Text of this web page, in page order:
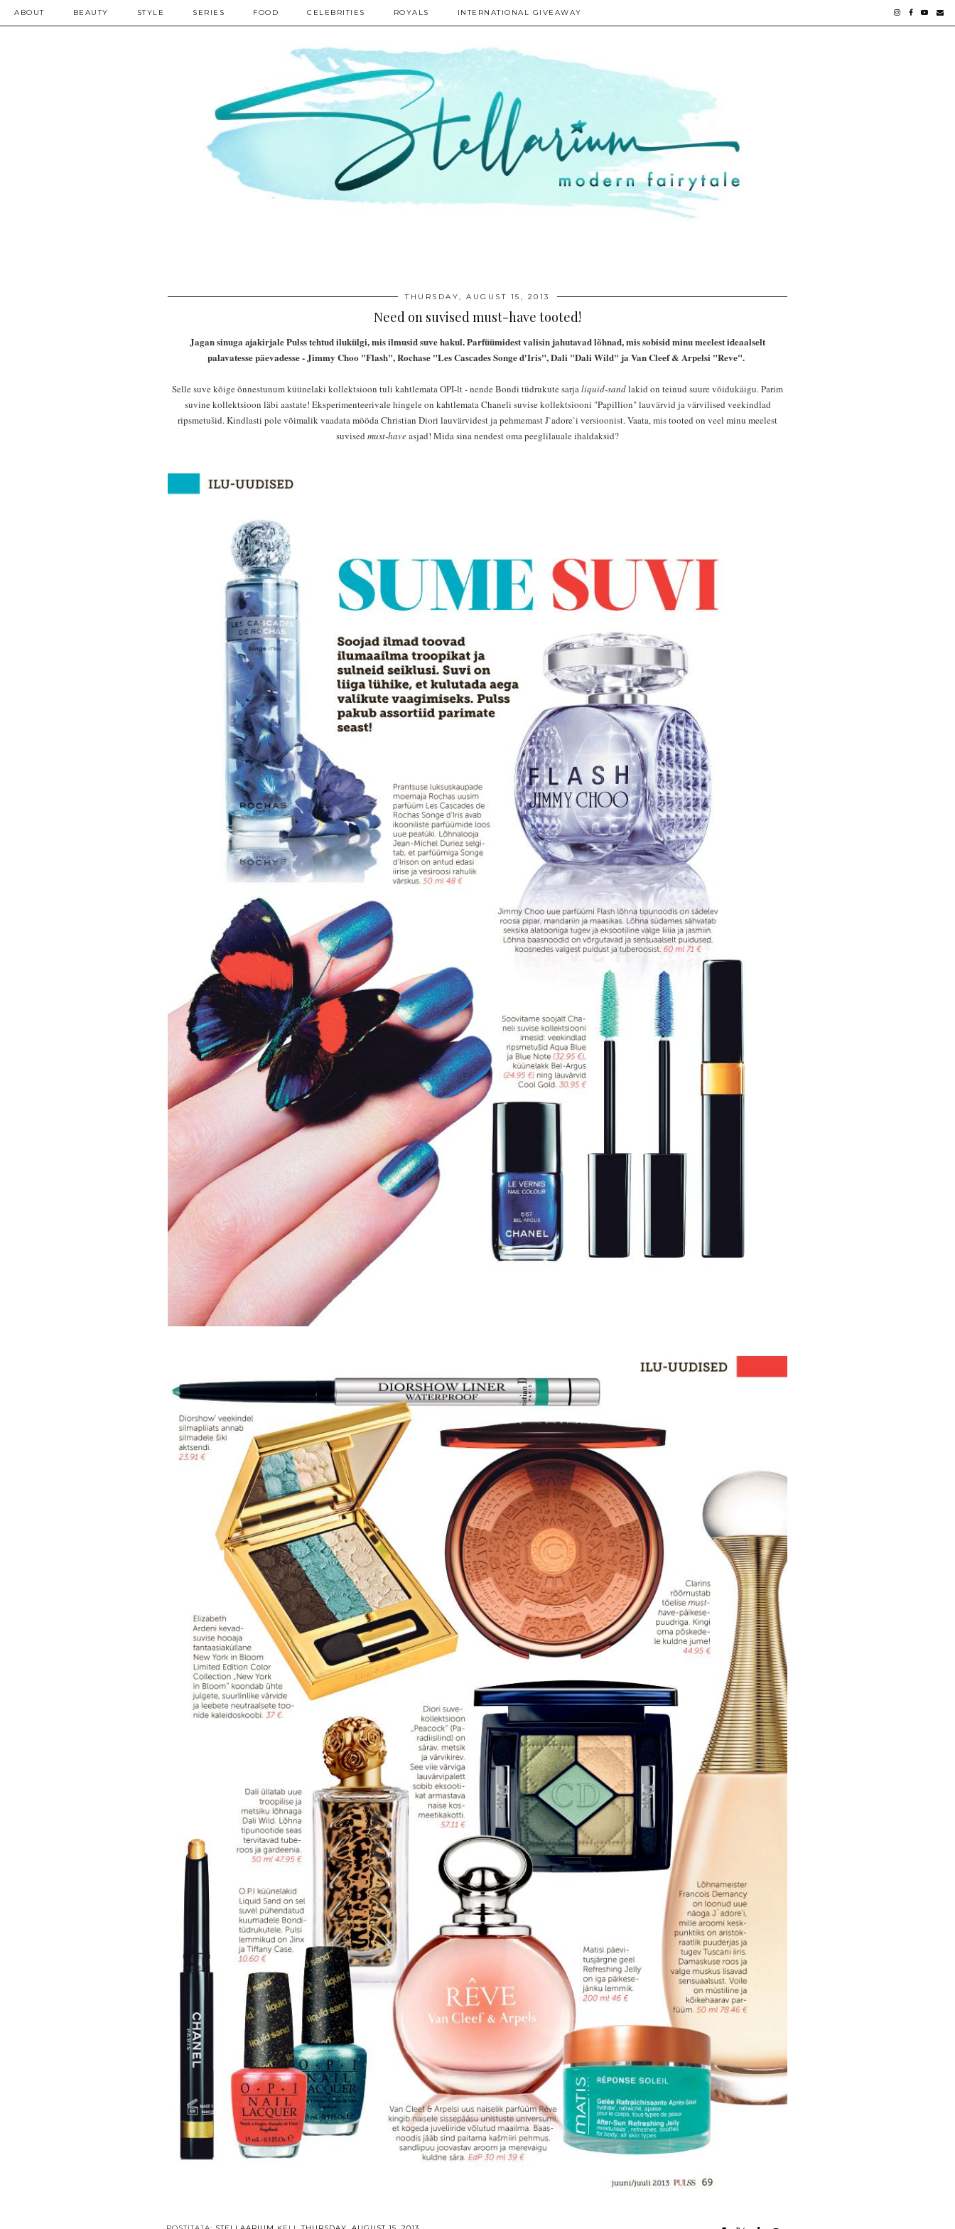
ABOUT BEAUTY STYLE SERIES FOOD CELEBRITIES ROYALS INTERNATIONAL GIVEAWAY
THURSDAY, AUGUST 15, 2013
Need on suvised must-have tooted!
Jagan sinuga ajakirjale Pulss tehtud ilukülgi, mis ilmusid suve hakul. Parfüümidest valisin jahutavad lõhnad, mis sobisid minu meelest ideaalselt
palavatesse päevadesse - Jimmy Choo "Flash",Rochase "Les Cascades Songe d'Iris", Dali "Dali Wild" ja Van Cleef & Arpelsi "Reve".
Selle suve kõige õnnestunum küünelaki kollektsioon tuli kahtlemata OPI-lt - nende Bondi tüdrukute sarjaliquid-sandlakid on teinud suure võidukäigu. Parim
suvine kollektsioon läbi aastate! Eksperimenteerivale hingele on kahtlemata Chaneli suvise kollektsiooni "Papillion" lauvärvid ja värvilised veekindlad
ripsmetušid. Kindlasti pole võimalik vaadata mööda Christian Diori lauvärvidest ja pehmemast J`adore`i versioonist. Vaata, mis tooted on veel minu meelest
suvised must-haveasjad! Mida sina nendest oma peeglilauale ihaldaksid?